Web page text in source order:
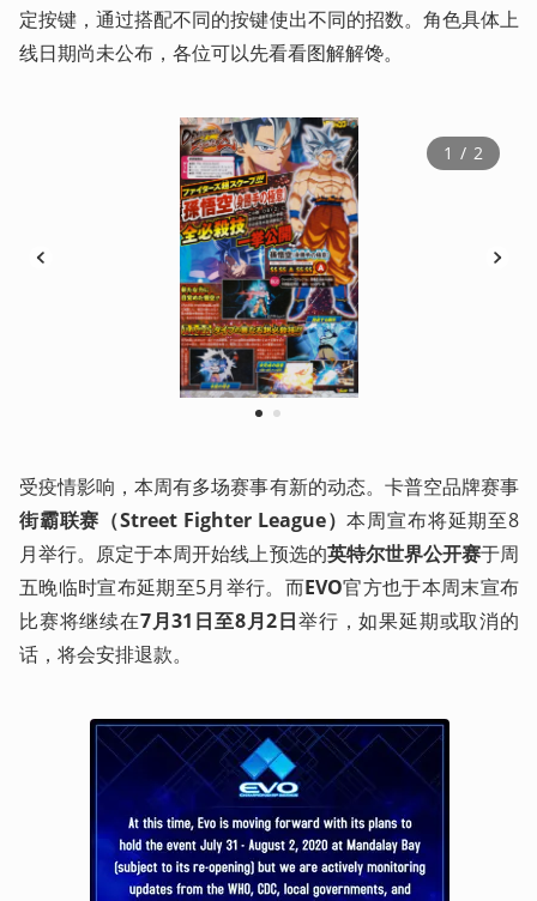
定按键，通过搭配不同的按键使出不同的招数。角色具体上
线日期尚未公布，各位可以先看看图解解馋。
1 2
1 / 2
受疫情影响，本周有多场赛事有新的动态。卡普空品牌赛事
街霸联赛（Street Fighter League）本周宣布将延期至8
月举行。原定于本周开始线上预选的英特尔世界公开赛于周
五晚临时宣布延期至5月举行。而EVO官方也于本周末宣布
比赛将继续在7月31日至8月2日举行，如果延期或取消的
话，将会安排退款。